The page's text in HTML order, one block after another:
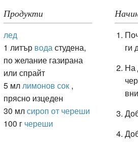
Продукти
лед
1 литър водастудена,
по желание газирана
или спрайт
5 мллимонов сок ,
прясно изцеден
30 млсироп от череши
100 г череши
ги
На